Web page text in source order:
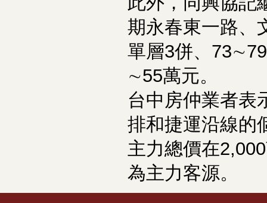
期永春東一路、
單層3併、
∼55萬元。
台中房仲業者表
排和捷運沿線的
主力總價在
為主力客源。